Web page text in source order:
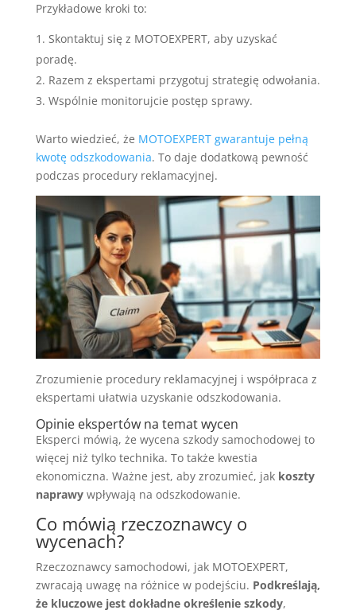
Przykładowe kroki to:
Skontaktuj się z MOTOEXPERT, aby uzyskać
poradę.
Razem z ekspertami przygotuj strategię odwołania.
Wspólnie monitorujcie postęp sprawy.
Warto wiedzieć, że MOTOEXPERT gwarantuje pełną
kwotę odszkodowania. To daje dodatkową pewność
podczas procedury reklamacyjnej.
Zrozumienie procedury reklamacyjnej i współpraca z
ekspertami ułatwia uzyskanie odszkodowania.
Opinie ekspertów na temat wycen
Eksperci mówią, że wycena szkody samochodowej to
więcej niż tylko technika. To także kwestia
ekonomiczna. Ważne jest, aby zrozumieć, jak koszty
naprawywpływają na odszkodowanie.
Co mówią rzeczoznawcy o
wycenach?
Rzeczoznawcy samochodowi, jak MOTOEXPERT,
zwracają uwagę na różnice w podejściu. Podkreślają,
że kluczowe jest dokładne określenie szkody,